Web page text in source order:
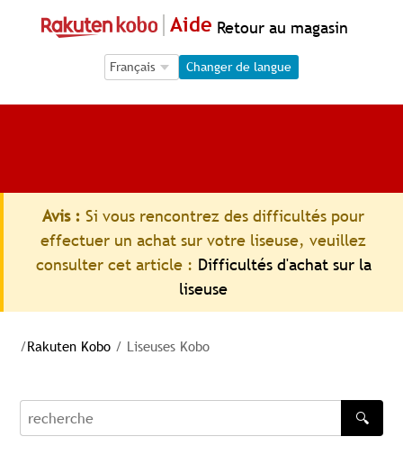
Aide Retour au magasin
Language Selection
Language Selection
Changer de langue
Avis : Si vous rencontrez des difficultés pour
effectuer un achat sur votre liseuse, veuillez
consulter cet article : Difficultés d'achat sur la
liseuse
/Rakuten Kobo / Liseuses Kobo
recherche
🔍